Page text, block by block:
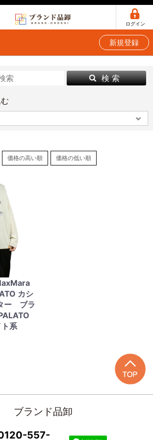
ログイン
新規登録
検 索
価格の高い順 価格の低い順
カシ
ー ブラ
系
ブランド品卸
557-